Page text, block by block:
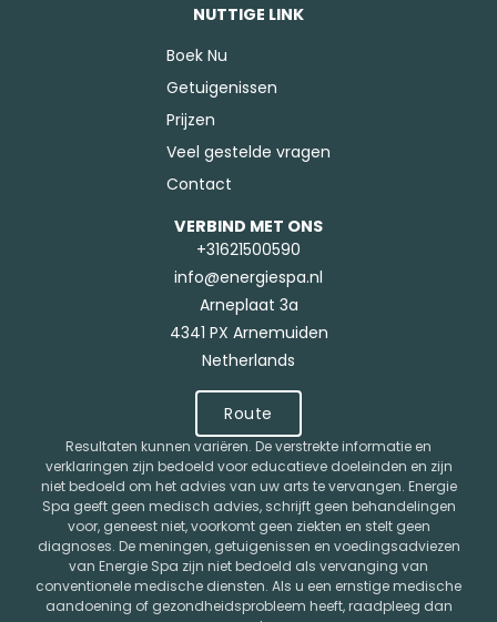
NUTTIGE LINK
Boek Nu
Getuigenissen
Prijzen
Veel gestelde vragen
Contact
VERBIND MET ONS
+31621500590
info@energiespa.nl
Arneplaat 3a
4341 PX Arnemuiden
Netherlands
Route
Resultaten kunnen variëren. De verstrekte informatie en
verklaringen zijn bedoeld voor educatieve doeleinden en zijn
niet bedoeld om het advies van uw arts te vervangen. Energie
Spa geeft geen medisch advies, schrijft geen behandelingen
voor, geneest niet, voorkomt geen ziekten en stelt geen
diagnoses. De meningen, getuigenissen en voedingsadviezen
van Energie Spa zijn niet bedoeld als vervanging van
conventionele medische diensten. Als u een ernstige medische
aandoening of gezondheidsprobleem heeft, raadpleeg dan